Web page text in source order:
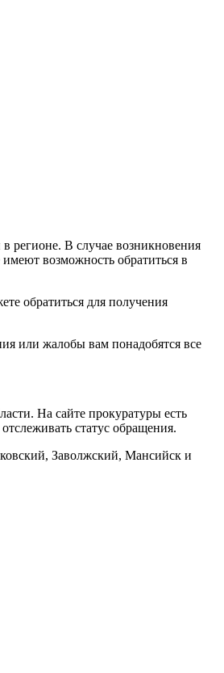
регионе. В случае возникновения
возможность обратиться в
обратиться для получения
или жалобы вам понадобятся все
На сайте прокуратуры есть
статус обращения.
Заволжский, Мансийск и